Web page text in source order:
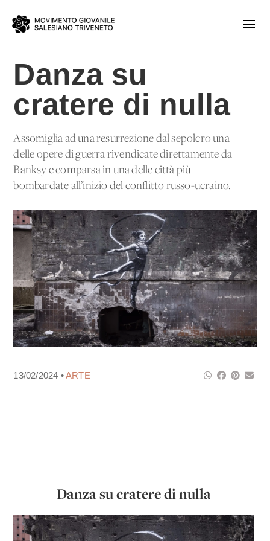
Danza su
cratere di nulla
Assomiglia ad una resurrezione dal sepolcro una
delle opere di guerra rivendicate direttamente da
Banksy e comparsa in una delle città più
bombardate all’inizio del conflitto russo-ucraino.
13/02/2024 •ARTE
Danza su cratere di nulla